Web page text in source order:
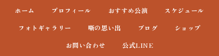
ホーム プロフィール おすすめ公演
スケジュール
フォトギャラリー
噺の思い出 ブログ
ショップ
お問い合わせ
公式LINE